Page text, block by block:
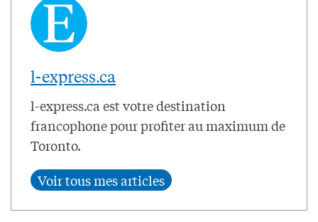
l-express.ca
l-express.ca est votre destination
francophone pour profiter au maximum de
Toronto.